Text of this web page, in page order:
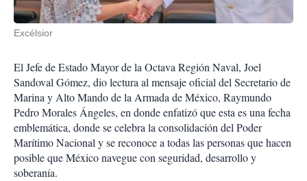
Excélsior
El Jefe de Estado Mayor de la Octava Región Naval, Joel
Sandoval Gómez, dio lectura al mensaje oficial del Secretario de
Marina y Alto Mando de la Armada de México, Raymundo
Pedro Morales Ángeles, en donde enfatizó que esta es una fecha
emblemática, donde se celebra la consolidación del Poder
Marítimo Nacional y se reconoce a todas las personas que hacen
posible que México navegue con seguridad, desarrollo y
soberanía.